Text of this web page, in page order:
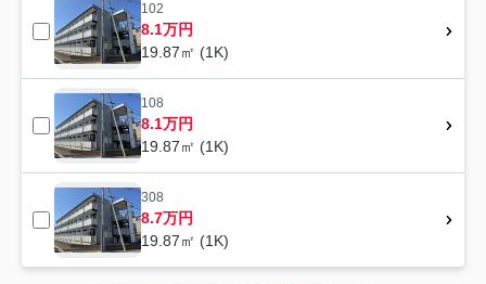
102
8.1万円
19.87㎡ (1K)
108
8.1万円
19.87㎡ (1K)
308
8.7万円
19.87㎡ (1K)